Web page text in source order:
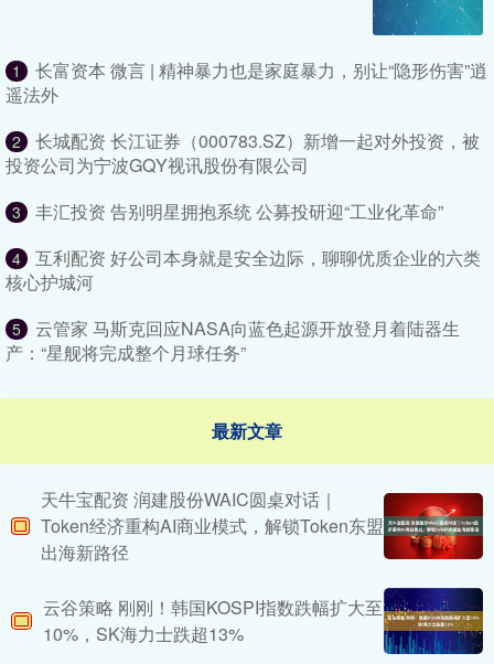
1
长富资本 微言 | 精神暴力也是家庭暴力，别让“隐形伤害”逍
遥法外
2
长城配资 长江证券（000783.SZ）新增一起对外投资，被
投资公司为宁波GQY视讯股份有限公司
3 丰汇投资 告别明星拥抱系统 公募投研迎“工业化革命”
4
互利配资 好公司本身就是安全边际，聊聊优质企业的六类
核心护城河
5
云管家 马斯克回应NASA向蓝色起源开放登月着陆器生
产：“星舰将完成整个月球任务”
最新文章
天牛宝配资 润建股份WAIC圆桌对话｜
Token经济重构AI商业模式，解锁Token东盟
出海新路径
云谷策略 刚刚！韩国KOSPI指数跌幅扩大至
10%，SK海力士跌超13%